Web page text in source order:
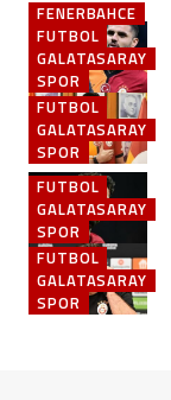
FENERBAHCE
FUTBOL
GALATASARAY
SPOR
FUTBOL
GALATASARAY
SPOR
FUTBOL
GALATASARAY
SPOR
FUTBOL
GALATASARAY
SPOR